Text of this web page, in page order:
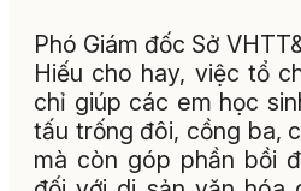
Phó Giám đốc Sở
Hiếu cho hay, việc tổ
chỉ giúp các em học
tấu trống đôi, cồng ba,
mà còn góp phần bồi